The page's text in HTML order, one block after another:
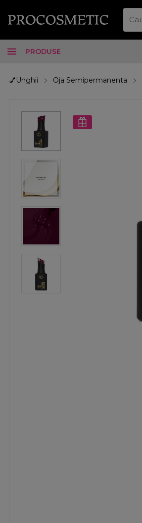
PRODUSE
💅Unghii Oja Semipermanenta